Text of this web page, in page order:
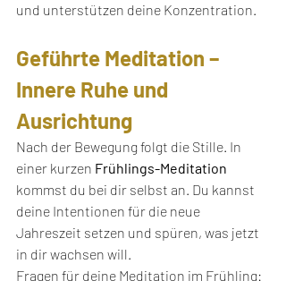
und unterstützen deine Konzentration.
Geführte Meditation –
Innere Ruhe und
Ausrichtung
Nach der Bewegung folgt die Stille. In
einer kurzen Frühlings-Meditation
kommst du bei dir selbst an. Du kannst
deine Intentionen für die neue
Jahreszeit setzen und spüren, was jetzt
in dir wachsen will.
Fragen für deine Meditation im Frühling: